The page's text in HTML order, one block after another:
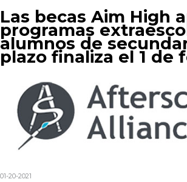
Las becas Aim High
programas
alumnos de
plazo finaliza el 1 de
01-20-2021